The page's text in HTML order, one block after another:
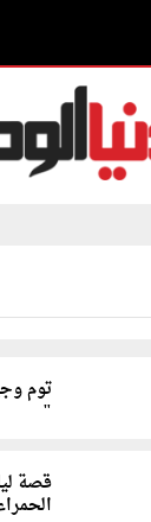
توم
"
قصة